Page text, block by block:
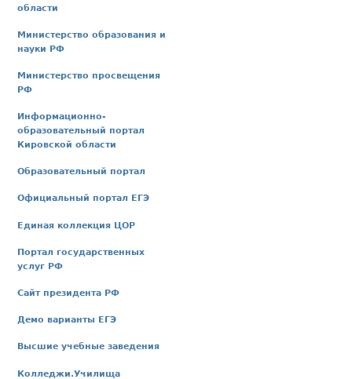
области
Министерство образования и
науки РФ
Министерство просвещения
РФ
Информационно-
образовательный портал
Кировской области
Образовательный портал
Официальный портал ЕГЭ
Единая коллекция ЦОР
Портал государственных
услуг РФ
Сайт президента РФ
Демо варианты ЕГЭ
Высшие учебные заведения
Колледжи.Училища